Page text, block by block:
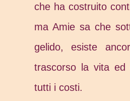
che ha costruito
ma Amie sa che
gelido, esiste
trascorso la vita ed
tutti i costi.